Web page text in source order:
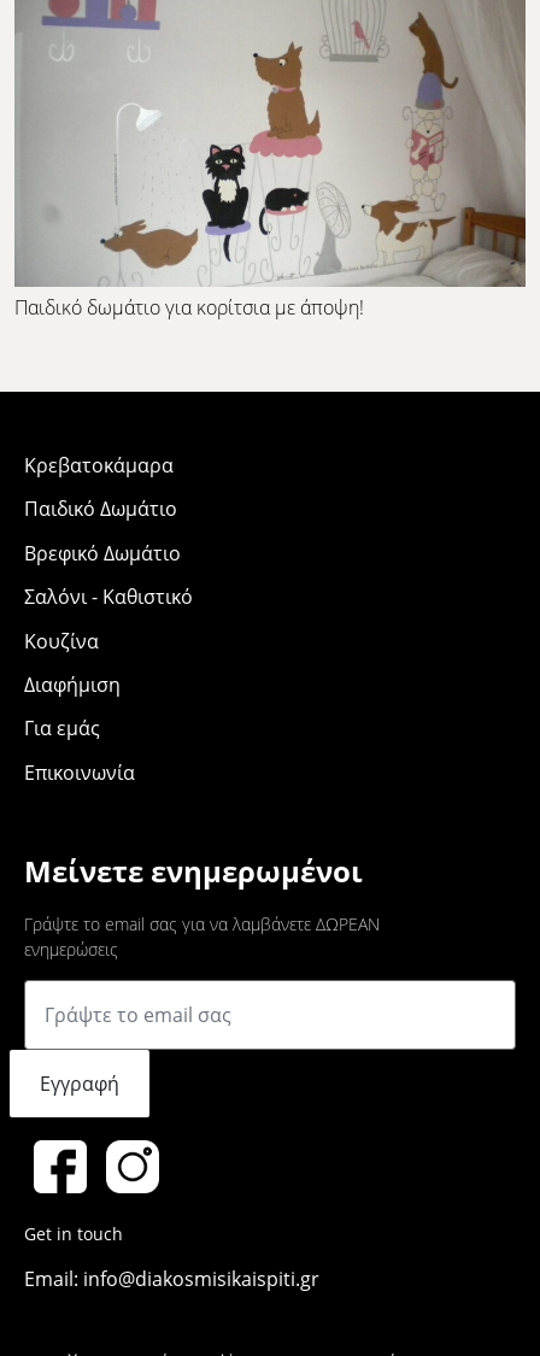
Παιδικό δωμάτιο για κορίτσια με άποψη!
Μείνετε ενημερωμένοι
Γράψτε το email σας για να λαμβάνετε ΔΩΡΕΑΝ
ενημερώσεις
Εγγραφή
Get in touch
Email: info@diakosmisikaispiti.gr
Κρεβατοκάμαρα
Παιδικό Δωμάτιο
Βρεφικό Δωμάτιο
Σαλόνι - Καθιστικό
Κουζίνα
Διαφήμιση
Για εμάς
Επικοινωνία